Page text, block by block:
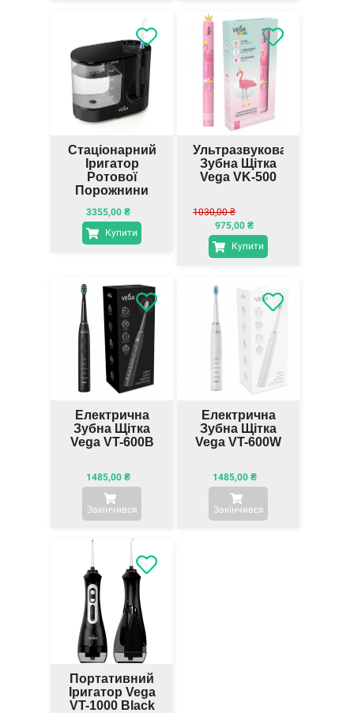
Стаціонарний
Іригатор
Ротової
Порожнини
(чорний), ТМ
Vega
3355,00₴
Купити
Ультразвукова
Зубна Щітка
Vega VK-500
1030,00₴
975,00 ₴
Купити
Електрична
Зубна Щітка
Vega VT-600B
1485,00₴
Закінчився
Електрична
Зубна Щітка
Vega VT-600W
1485,00₴
Закінчився
Портативний
Іригатор Vega
VT-1000 Black